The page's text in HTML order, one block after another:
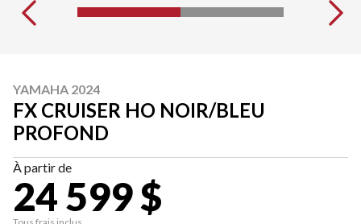
YAMAHA 2024
FX CRUISER HO NOIR/BLEU
PROFOND
À partir de
24 599 $